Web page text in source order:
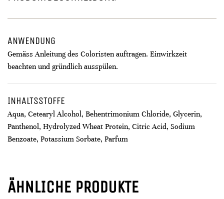
ANWENDUNG
Gemäss Anleitung des Coloristen auftragen. Einwirkzeit
beachten und gründlich ausspülen.
INHALTSSTOFFE
Aqua, Cetearyl Alcohol, Behentrimonium Chloride, Glycerin,
Panthenol, Hydrolyzed Wheat Protein, Citric Acid, Sodium
Benzoate, Potassium Sorbate, Parfum
ÄHNLICHE PRODUKTE